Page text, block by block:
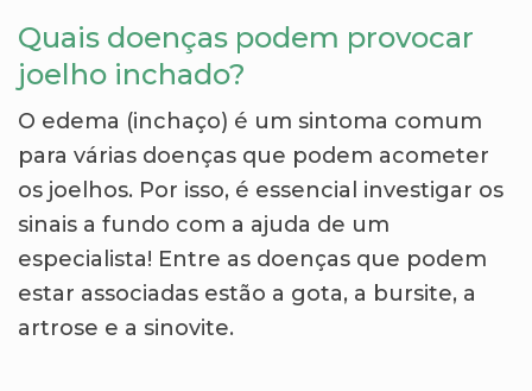
Quais doenças podem provocar
joelho inchado?
O edema (inchaço) é um sintoma comum
para várias doenças que podem acometer
os joelhos. Por isso, é essencial investigar os
sinais a fundo com a ajuda de um
especialista! Entre as doenças que podem
estar associadas estão a gota, a bursite, a
artrose e a sinovite.